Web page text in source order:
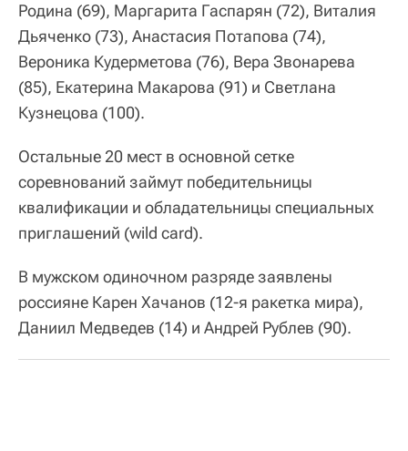
Родина (69), Маргарита Гаспарян (72), Виталия
Дьяченко (73), Анастасия Потапова (74),
Вероника Кудерметова (76), Вера Звонарева
(85), Екатерина Макарова (91) и Светлана
Кузнецова (100).
Остальные 20 мест в основной сетке
соревнований займут победительницы
квалификации и обладательницы специальных
приглашений (wild card).
В мужском одиночном разряде заявлены
россияне Карен Хачанов (12-я ракетка мира),
Даниил Медведев (14) и Андрей Рублев (90).